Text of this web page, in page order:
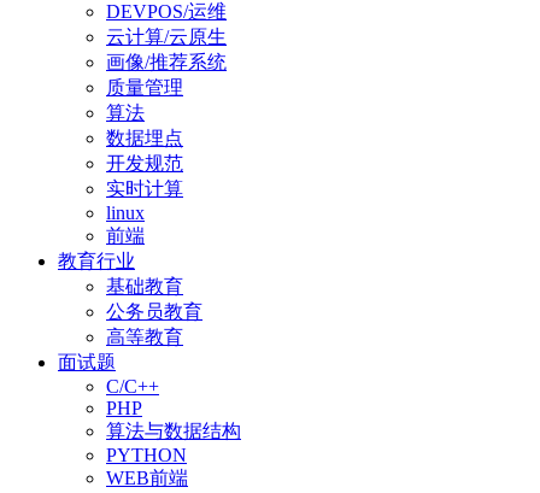
DEVPOS/运维
云计算/云原生
画像/推荐系统
质量管理
算法
数据埋点
开发规范
实时计算
linux
前端
教育行业
基础教育
公务员教育
高等教育
面试题
C/C++
PHP
算法与数据结构
PYTHON
WEB前端